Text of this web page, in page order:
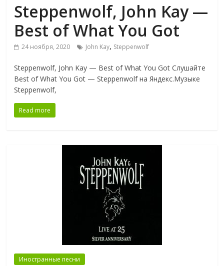
Steppenwolf, John Kay —
Best of What You Got
24 ноября, 2020 John Kay, Steppenwolf
Steppenwolf, John Kay — Best of What You Got Слушайте
Best of What You Got — Steppenwolf на Яндекс.Музыке
Steppenwolf,
Read more
Иностранные песни